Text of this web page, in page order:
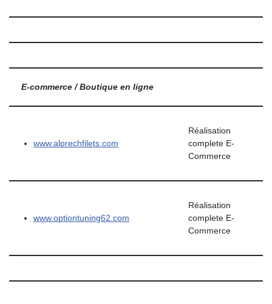
E-commerce / Boutique en ligne
www.alprechfilets.com
Réalisation
complete E-
Commerce
www.optiontuning62.com
Réalisation
complete E-
Commerce